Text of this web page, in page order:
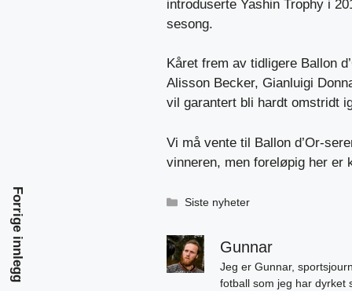
introduserte Yashin Trophy i
sesong.
Kåret frem av tidligere Ballon
Alisson Becker, Gianluigi
vil garantert bli hardt omstridt
Vi må vente til Ballon d’Or-
vinneren, men foreløpig her er
Kategorier
Siste nyheter
Gunnar
Jeg er Gunnar,
fotball som jeg har dyrket
Forrige innlegg